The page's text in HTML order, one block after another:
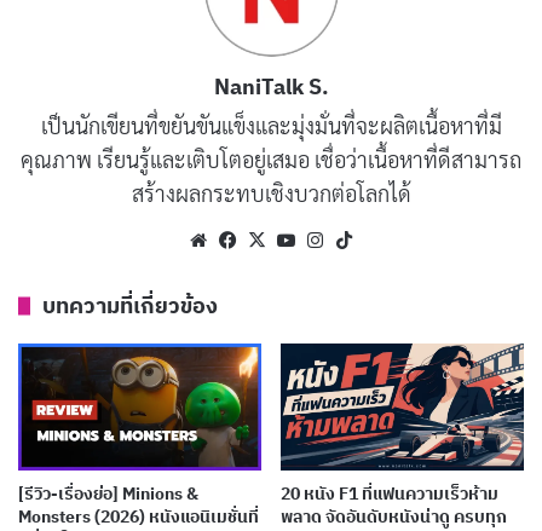
เป็นหนังที่ยังคงถูกพูดถึงและได้รับการยกย่องในฐานะ
หนึ่งในผลงานที่ดีที่สุดของแบรด พิตต์
ชื่อเรื่องในภาษาไทย:
ไฟท์ คลับ ดิบดวลดิบ
ประเภท:ดราม่า, ทริลเลอร์, อาชญากรรม
15 ตุลาคม 1999
ตัน (Edward Norton)
ผู้กำกับ:เดวิด ฟินเชอร์ ( David Fincher)
จำนวนความยาว:139 นาที
เรตติ้ง IMDb:8.8/10
ช่องทางการดูในประเทศไทย:Disney+
NaniTalk S.
เป็นนักเขียนที่ขยันขันแข็งและมุ่งมั่นที่จะผลิตเนื้อหาที่มี
คุณภาพ เรียนรู้และเติบโตอยู่เสมอ เชื่อว่าเนื้อหาที่ดีสามารถ
สร้างผลกระทบเชิงบวกต่อโลกได้
WebsiteFacebook
X YouTubeInstagram
บทความที่เกี่ยวข้อง
[รีวิว-เรื่องย่อ] Minions &
Monsters (2026) หนังแอนิเมชั่นที่
20 หนัง F1 ที่แฟนความเร็วห้าม
พลาด จัดอันดับหนังน่าดู ครบทุก